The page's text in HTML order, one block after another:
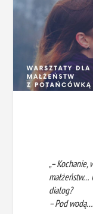
„– Kochanie,
małżeństw…
dialog?
– Pod